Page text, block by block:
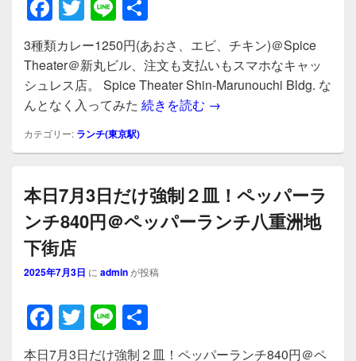
F
a
c
e
b
o
o
k
T
wi
tt
er
Li
n
e
有
3種類カレー1250円(あおさ、エビ、チキン)＠Spice
Theater＠新丸ビル、注文も支払いもスマホなキャッ
シュレス店。 Spice Theater Shin-Marunouchi Bldg. な
んとなく入ってみた 続きを読む 3種類カレー1250円(あ
→
カテゴリー: ランチ(東京駅)
本日7月3日だけ強制２皿！ペッパーラ
ンチ840円＠ペッパーランチ八重洲地
下街店
2025年7月3日 に adminが投稿
F
a
T
wi
Li
n 有
本日7月3日だけ強制２皿！ペッパーランチ840円＠ペ